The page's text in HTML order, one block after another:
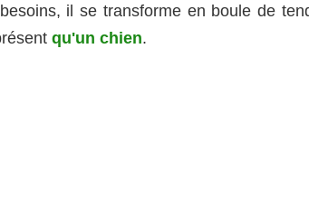
il se transforme en boule de
qu'un chien.